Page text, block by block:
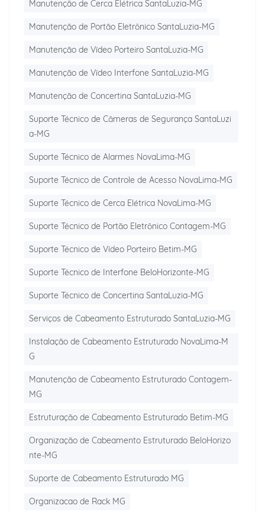
Manutenção de Cerca Elétrica SantaLuzia-MG
Manutenção de Portão Eletrônico SantaLuzia-MG
Manutenção de Vídeo Porteiro SantaLuzia-MG
Manutenção de Vídeo Interfone SantaLuzia-MG
Manutenção de Concertina SantaLuzia-MG
Suporte Técnico de Câmeras de Segurança SantaLuzi
a-MG
Suporte Técnico de Alarmes NovaLima-MG
Suporte Técnico de Controle de Acesso NovaLima-MG
Suporte Técnico de Cerca Elétrica NovaLima-MG
Suporte Técnico de Portão Eletrônico Contagem-MG
Suporte Técnico de Vídeo Porteiro Betim-MG
Suporte Técnico de Interfone BeloHorizonte-MG
Suporte Técnico de Concertina SantaLuzia-MG
Serviços de Cabeamento Estruturado SantaLuzia-MG
Instalação de Cabeamento Estruturado NovaLima-M
G
Manutenção de Cabeamento Estruturado Contagem-
MG
Estruturação de Cabeamento Estruturado Betim-MG
Organização de Cabeamento Estruturado BeloHorizo
nte-MG
Suporte de Cabeamento Estruturado MG
Organizacao de Rack MG